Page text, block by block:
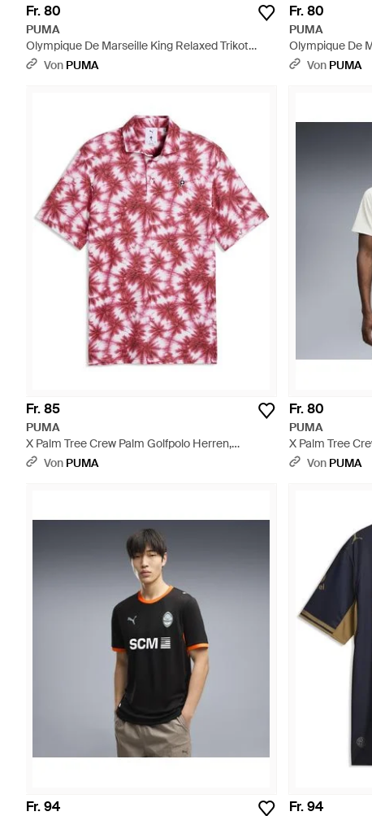
Fr. 80
PUMA
Olympique De Marseille King Relaxed Trikot
Herren, Kleidung - Blau
Von PUMA
Fr. 80
PUMA
Olympique De
Herren,
Von PUMA
Fr. 85
PUMA
X Palm Tree Crew Palm Golfpolo Herren,
Accessoires - Rot
Von PUMA
Fr. 80
PUMA
X Palm Tree
WeißVon PUMA
Fr. 94 Fr. 94